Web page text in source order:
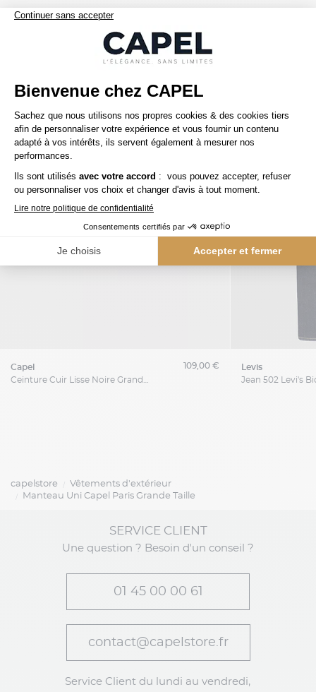
Nos clients aiment aussi
capel
Ceinture Cuir Lisse Noire Grandes Tailles
109,00 € levis
capelstore
Vêtements d'extérieur
Manteau Uni Capel Paris Grande Taille
SERVICE CLIENT
Une question ? Besoin d'un conseil ?
01 45 00 00 61
contact@capelstore.fr
Service Client du lundi au vendredi,